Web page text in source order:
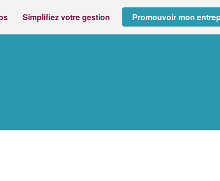
Simplifiez votre gestion Promouvoir mon